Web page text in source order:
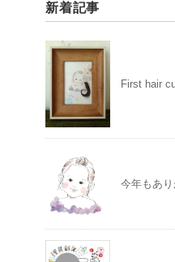
新着記事
First hair
今年もあ